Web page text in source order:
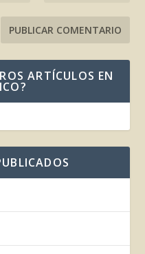
ARTÍCULOS EN